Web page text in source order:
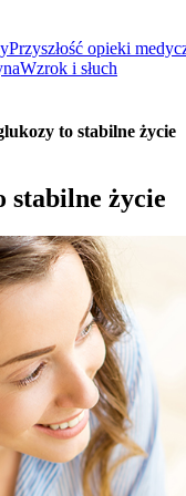
Przyszłość opieki
Wzrok i słuch
to stabilne życie
stabilne życie